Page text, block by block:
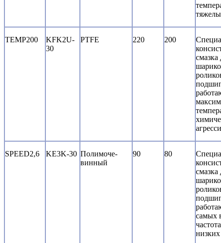
TEMP200
KFK2U-
30
PTFE 220 200
смазка
SPEED2,6 KE3K-30 Полимоче-
винный
90 80
смазка
самых
низких